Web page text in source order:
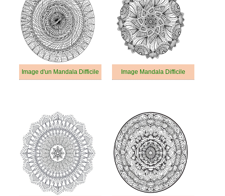
Image d'un Mandala Difficile Image Mandala Difficile